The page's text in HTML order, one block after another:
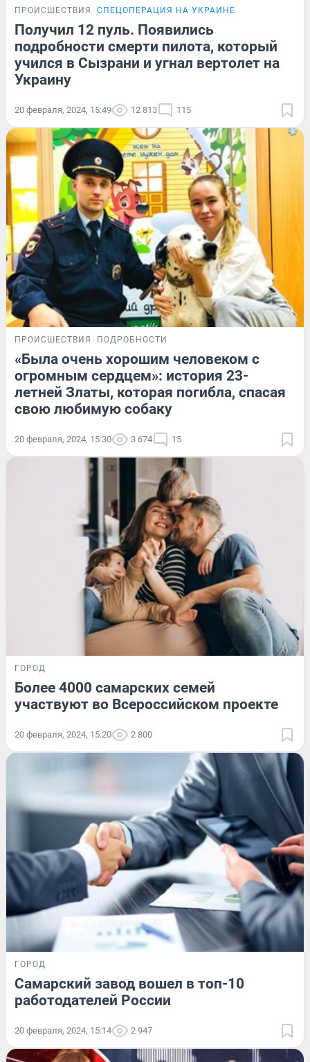
ПРОИСШЕСТВИЯ СПЕЦОПЕРАЦИЯ НА УКРАИНЕ
Получил 12 пуль. Появились
подробности смерти пилота, который
учился в Сызрани и угнал вертолет на
Украину
20 февраля, 2024, 15:49 12 813 115
ПРОИСШЕСТВИЯ ПОДРОБНОСТИ
«Была очень хорошим человеком с
огромным сердцем»: история 23-
летней Златы, которая погибла, спасая
свою любимую собаку
20 февраля, 2024, 15:30 3 674 15
ГОРОД
Более 4000 самарских семей
участвуют во Всероссийском проекте
20 февраля, 2024, 15:20 2 800
ГОРОД
Самарский завод вошел в топ-10
работодателей России
20 февраля, 2024, 15:14 2 947